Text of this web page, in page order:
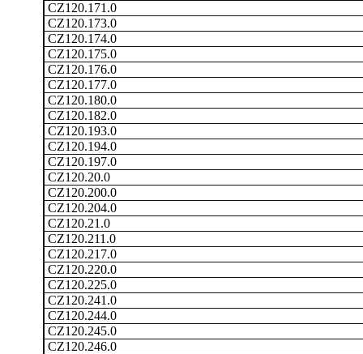
CZ120.171.0
CZ120.173.0
CZ120.174.0
CZ120.175.0
CZ120.176.0
CZ120.177.0
CZ120.180.0
CZ120.182.0
CZ120.193.0
CZ120.194.0
CZ120.197.0
CZ120.20.0
CZ120.200.0
CZ120.204.0
CZ120.21.0
CZ120.211.0
CZ120.217.0
CZ120.220.0
CZ120.225.0
CZ120.241.0
CZ120.244.0
CZ120.245.0
CZ120.246.0